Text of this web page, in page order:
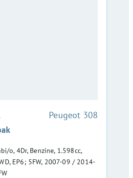
:Peugeot 308
o, 4Dr, Benzine, 1.598cc,
EP6; 5FW, 2007-09 / 2014-